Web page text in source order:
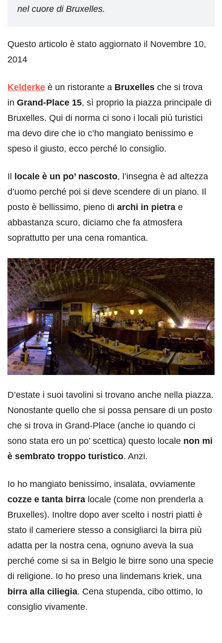
nel cuore di Bruxelles.
Questo articolo è stato aggiornato il Novembre 10,
2014
Kelderke è un ristorante a Bruxelles che si trova
in Grand-Place 15, sì proprio la piazza principale di
Bruxelles. Qui di norma ci sono i locali più turistici
ma devo dire che io c’ho mangiato benissimo e
speso il giusto, ecco perché lo consiglio.
Il locale è un po’ nascosto, l’insegna è ad altezza
d’uomo perché poi si deve scendere di un piano. Il
posto è bellissimo, pieno di archi in pietra e
abbastanza scuro, diciamo che fa atmosfera
soprattutto per una cena romantica.
D’estate i suoi tavolini si trovano anche nella piazza.
Nonostante quello che si possa pensare di un posto
che si trova in Grand-Place (anche io quando ci
sono stata ero un po’ scettica) questo locale non mi
è sembrato troppo turistico. Anzi.
Io ho mangiato benissimo, insalata, ovviamente
cozze e tanta birra locale (come non prenderla a
Bruxelles). Inoltre dopo aver scelto i nostri piatti è
stato il cameriere stesso a consigliarci la birra più
adatta per la nostra cena, ognuno aveva la sua
perché come si sa in Belgio le birre sono una specie
di religione. Io ho preso una lindemans kriek, una
birra alla ciliegia. Cena stupenda, cibo ottimo, lo
consiglio vivamente.